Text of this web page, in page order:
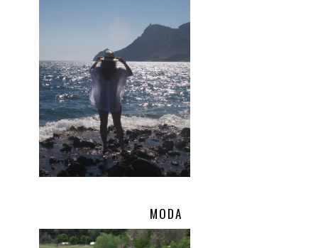
MODA